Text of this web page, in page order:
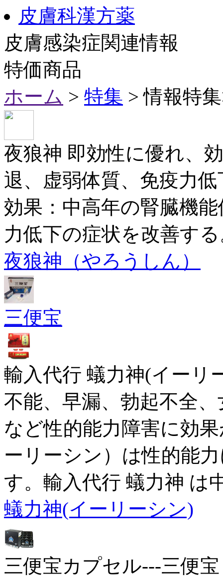
皮膚科漢方薬
皮膚感染症関連情報
特価商品
ホーム > 特集 > 情報特
夜狼神 即効性に優れ、
退、虚弱体質、免疫力
効果：中高年の腎臓機
力低下の症状を改善す
夜狼神（やろうしん）
三便宝
輸入代行 蟻力神(イーリ
不能、早漏、勃起不全
など性的能力障害に効
ーリーシン）は性的能
す。輸入代行 蟻力神 は
蟻力神(イーリーシン)
三便宝カプセル---三便